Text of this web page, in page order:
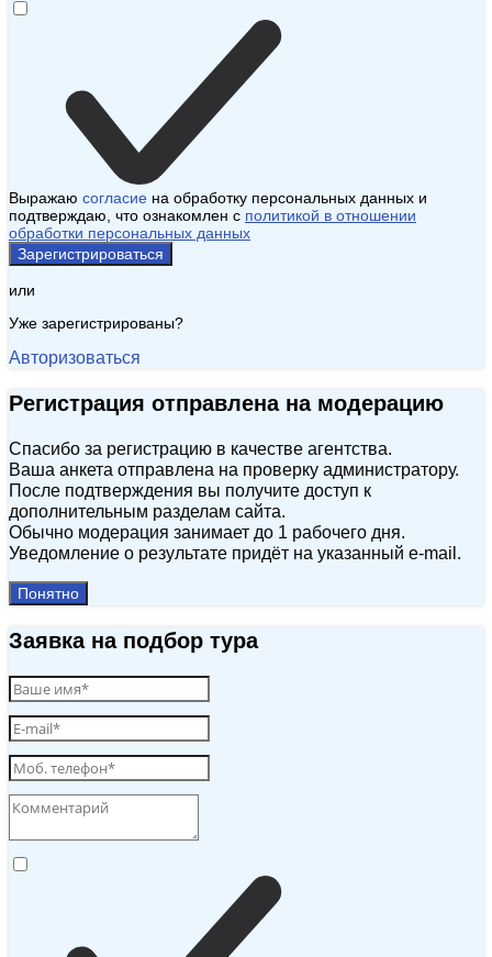
Выражаю согласие на обработку персональных данных и
подтверждаю, что ознакомлен с политикой в отношении
обработки персональных данных
Зарегистрироваться
или
Уже зарегистрированы?
Авторизоваться
Регистрация отправлена на модерацию
Спасибо за регистрацию в качестве агентства.
Ваша анкета отправлена на проверку администратору.
После подтверждения вы получите доступ к
дополнительным разделам сайта.
Обычно модерация занимает до 1 рабочего дня.
Уведомление о результате придёт на указанный e‑mail.
Понятно
Заявка на подбор тура